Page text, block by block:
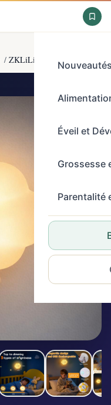
Éveil et
Grossesse
Parentalité
/ ZKLiLi Nuage Lumière de